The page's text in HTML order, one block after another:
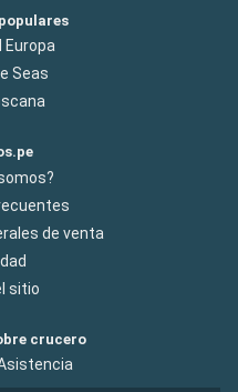
Europa
Seas
de venta
sitio
crucero